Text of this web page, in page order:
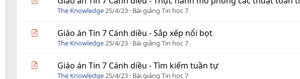
The Knowledge25/4/23 Bài giảng Tin học 7
Giáo án Tin 7 Cánh diều - Sắp xếp nổi bọt
The Knowledge25/4/23 Bài giảng Tin học 7
Giáo án Tin 7 Cánh diều - Tìm kiếm tuần tự
The Knowledge25/4/23 Bài giảng Tin học 7